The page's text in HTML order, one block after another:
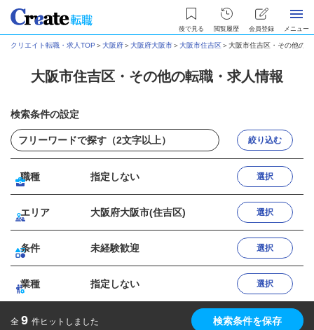
後で見る 閲覧履歴 会員登録 メニュー
クリエイト転職・求人TOP ＞大阪府＞大阪府大阪市＞大阪市住吉区＞大阪市住吉区・その他の
大阪市住吉区・その他の転職・求人情報
検索条件の設定
絞り込む
職種 指定しない 選択
エリア 大阪府大阪市(住吉区) 選択
条件 未経験歓迎 選択
業種 指定しない 選択
全 9 件ヒットしました 検索条件を保存